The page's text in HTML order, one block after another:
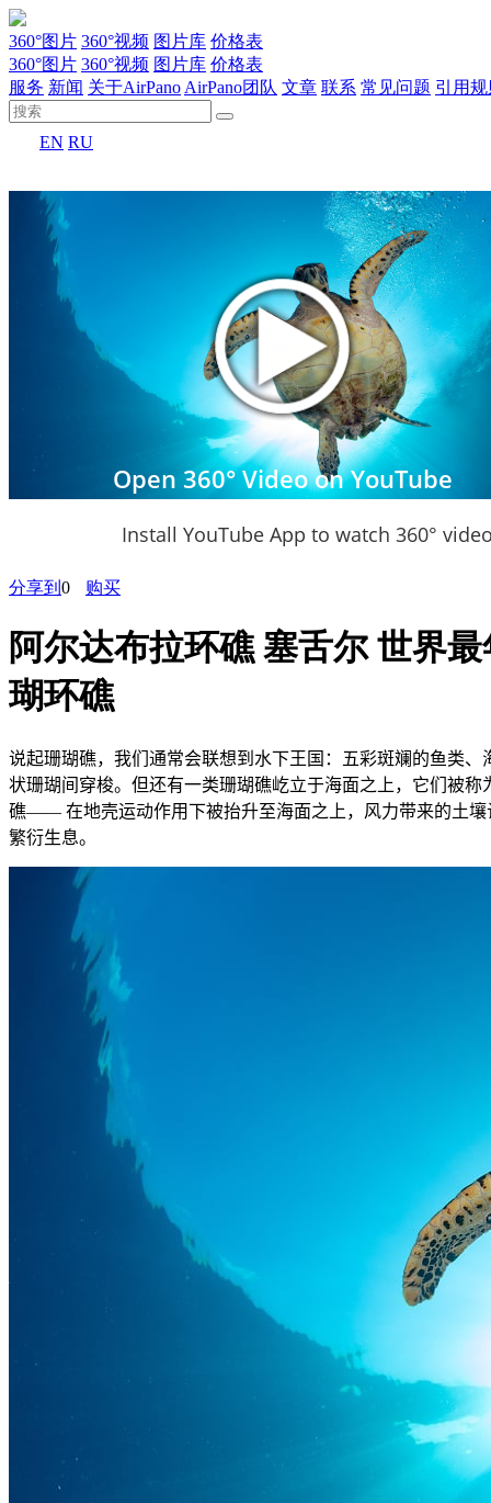
360°图片 360°视频 图片库 价格表
360°图片 360°视频 图片库 价格表
服务 新闻 关于AirPano AirPano团队 文章 联系 常见问题 引用
EN RU
Open 360° Video on YouTube
Install YouTube App to watch 360°
分享到 0 购买
阿尔达布拉环礁 塞舌尔 世界
瑚环礁
说起珊瑚礁，我们通常会联想到水下王国：五彩斑斓的鱼类、
状珊瑚间穿梭。但还有一类珊瑚礁屹立于海面之上，它们被称
礁—— 在地壳运动作用下被抬升至海面之上，风力带来的土
繁衍生息。